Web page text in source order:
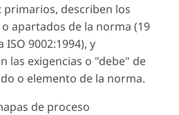
primarios, describen los
apartados de la norma (19
9002:1994), y
las exigencias o "debe" de
o elemento de la norma.
de proceso